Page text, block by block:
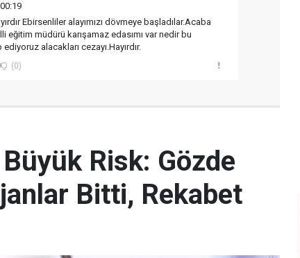
Ebirsenliler alayımızı dövmeye başladılar.Acaba
eğitim müdürü karışamaz edasımı var nedir bu
alacakları cezayı.Hayırdır.
(0)
Risk: Gözde
Bitti, Rekabet